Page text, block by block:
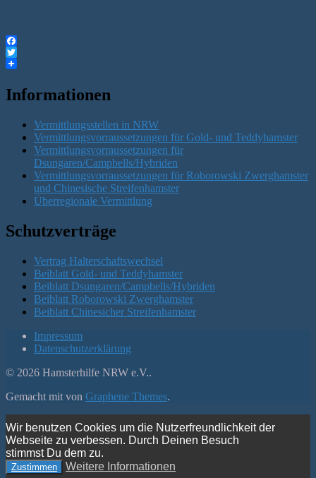
Facebook
Twitter
Informationen
Vermittlungsstellen in NRW
Vermittlungsvorraussetzungen für Gold- und Teddyhamster
Vermittlungsvorraussetzungen für
Dsungaren/Campbells/Hybriden
Vermittlungsvorraussetzungen für Roborowski Zwerghamster
und Chinesische Streifenhamster
Überregionale Vermittlung
Schutzverträge
Vertrag Halterschaftswechsel
Beiblatt Gold- und Teddyhamster
Beiblatt Dsungaren/Campbells/Hybriden
Beiblatt Roborowski Zwerghamster
Beiblatt Chinesicher Streifenhamster
Impressum
Datenschutzerklärung
© 2026 Hamsterhilfe NRW e.V..
Gemacht mit von Graphene Themes.
Wir benutzen Cookies um die Nutzerfreundlichkeit der
Webseite zu verbessen. Durch Deinen Besuch
stimmst Du dem zu.
Zustimmen Weitere Informationen